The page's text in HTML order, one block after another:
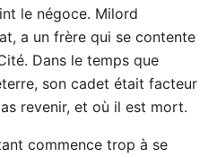
le négoce. Milord
a un frère qui se contente
Dans le temps que
son cadet était facteur
revenir, et où il est mort.
commence trop à se